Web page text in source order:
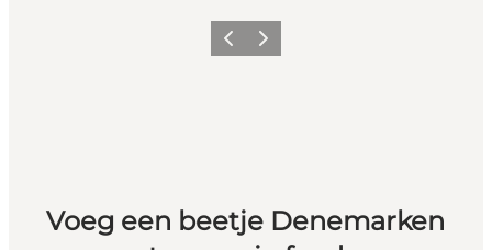
Vorige Volgende
Voeg een beetje Denemarken